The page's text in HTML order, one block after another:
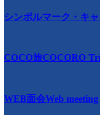
シンボルマーク・キ
COCO旅COCORO
WEB面会Web meeting